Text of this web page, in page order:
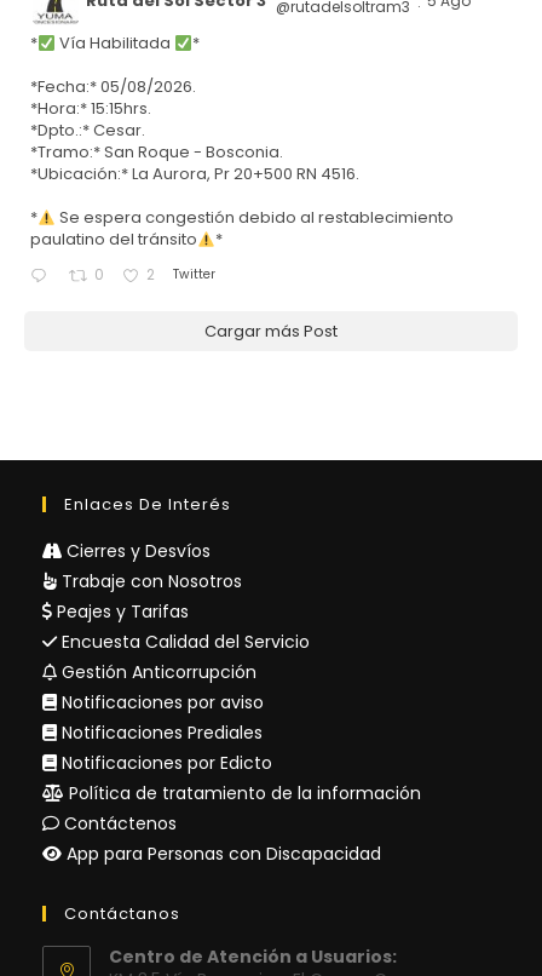
@rutadelsoltram3 ·
* Vía Habilitada
*
*Fecha:* 05/08/2026.
*Hora:* 15:15hrs.
*Dpto.:* Cesar.
*Tramo:* San Roque - Bosconia.
*Ubicación:* La Aurora, Pr 20+500 RN 4516.
*
Se espera congestión debido al restablecimiento
paulatino del tránsito
*
0 2 Twitter
Cargar más Post
Enlaces De Interés
Cierres y Desvíos
Trabaje con Nosotros
Peajes y Tarifas
Encuesta Calidad del Servicio
Gestión Anticorrupción
Notificaciones por aviso
Notificaciones Prediales
Notificaciones por Edicto
Política de tratamiento de la información
Contáctenos
App para Personas con Discapacidad
Contáctanos
Centro de Atención a Usuarios: